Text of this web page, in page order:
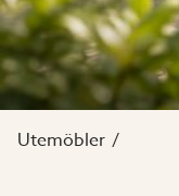
Utemöbler